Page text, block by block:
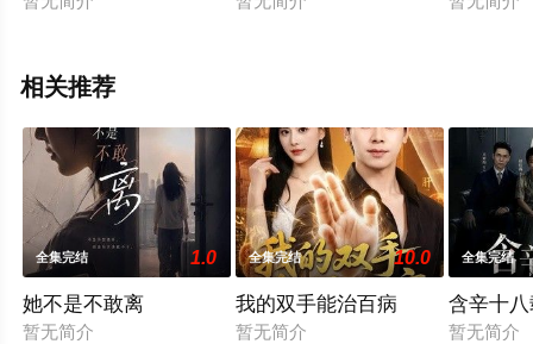
相关推荐
全集完结 1.0
她不是不敢离
暂无简介
全集完结 10.0
我的双手能治百病
暂无简介
全集完结
含辛十
暂无简介